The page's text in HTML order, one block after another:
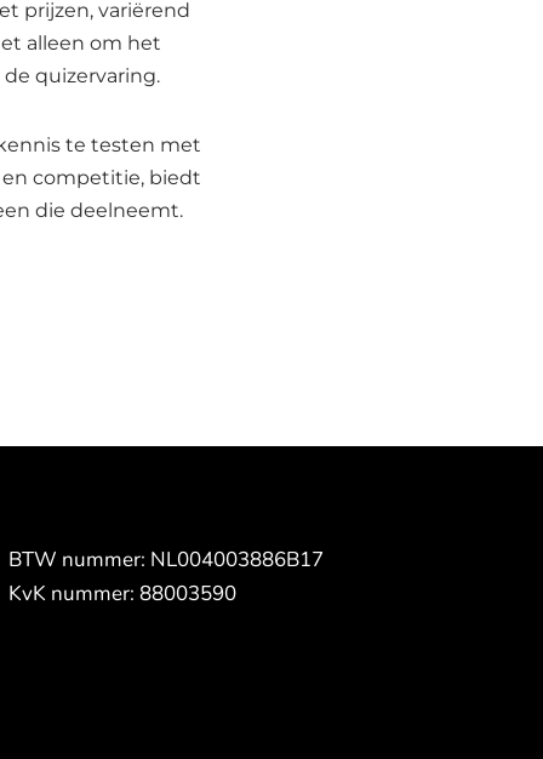
prijzen, variërend
alleen om het
quizervaring.
te testen met
en competitie, biedt
die deelneemt.
BTW nummer: NL004003886B17
KvK nummer: 88003590